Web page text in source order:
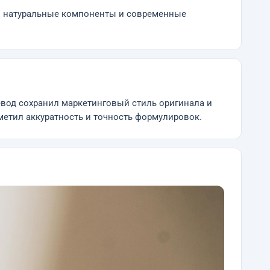
натуральные компоненты и современные
сохранил маркетинговый стиль оригинала и
аккуратность и точность формулировок.